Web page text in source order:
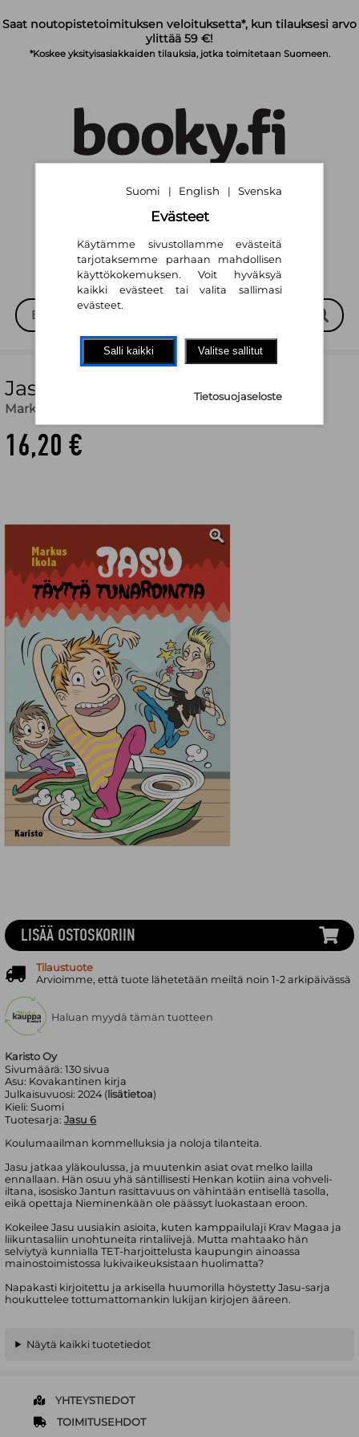
Saat noutopistetoimituksen veloituksetta*, kun tilauksesi arvo
ylittää 59 €!
*Koskee yksityisasiakkaiden tilauksia, jotka toimitetaan Suomeen.
Suomi | English | Svenska
Jasu - täyttä tunarointia
Markus Ikola
16,20 €
Karisto Oy
Sivumäärä:130 sivua
Asu: Kovakantinen kirja
Julkaisuvuosi:2024 ( lisätietoa)
Kieli:Suomi
Tuotesarja: Jasu 6
Koulumaailman kommelluksia ja noloja tilanteita.
Jasu jatkaa yläkoulussa, ja muutenkin asiat ovat melko lailla
ennallaan. Hän osuu yhä säntillisesti Henkan kotiin aina vohveli-
iltana, isosisko Jantun rasittavuus on vähintään entisellä tasolla,
eikä opettaja Nieminenkään ole päässyt luokastaan eroon.
Kokeilee Jasu uusiakin asioita, kuten kamppailulaji Krav Magaa ja
liikuntasaliin unohtuneita rintaliivejä. Mutta mahtaako hän
selviytyä kunnialla TET-harjoittelusta kaupungin ainoassa
mainostoimistossa lukivaikeuksistaan huolimatta?
Napakasti kirjoitettu ja arkisella huumorilla höystetty Jasu-sarja
houkuttelee tottumattomankin lukijan kirjojen ääreen.
LISÄÄ OSTOSKORIIN
Tilaustuote
Arvioimme, että tuote lähetetään meiltä noin 1-2 arkipäivässä
Haluan myydä tämän tuotteen
Näytä kaikki tuotetiedot
YHTEYSTIEDOT
TOIMITUSEHDOT
Suomi | English | Svenska
Evästeet
Käytämme sivustollamme evästeitä
tarjotaksemme parhaan mahdollisen
käyttökokemuksen. Voit hyväksyä
kaikki evästeet tai valita sallimasi
evästeet.
Salli kaikki Valitse sallitut
Tietosuojaseloste